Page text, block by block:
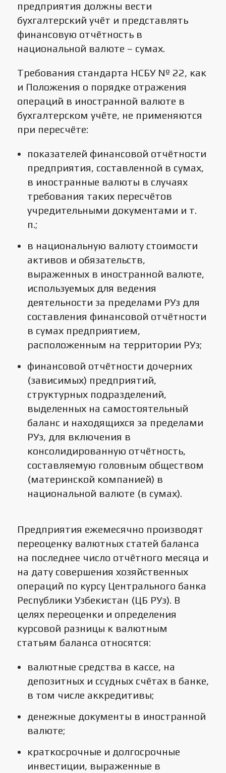
предприятия должны вести
бухгалтерский учёт и представлять
финансовую отчётность в
национальной валюте – сумах.
Требования стандарта НСБУ № 22, как
и Положения о порядке отражения
операций в иностранной валюте в
бухгалтерском учёте, не применяются
при пересчёте:
показателей финансовой отчётности
предприятия, составленной в сумах,
в иностранные валюты в случаях
требования таких пересчётов
учредительными документами и т.
п.;
в национальную валюту стоимости
активов и обязательств,
выраженных в иностранной валюте,
используемых для ведения
деятельности за пределами РУз для
составления финансовой отчётности
в сумах предприятием,
расположенным на территории РУз;
финансовой отчётности дочерних
(зависимых) предприятий,
структурных подразделений,
выделенных на самостоятельный
баланс и находящихся за пределами
РУз, для включения в
консолидированную отчётность,
составляемую головным обществом
(материнской компанией) в
национальной валюте (в сумах).
Предприятия ежемесячно производят
переоценку валютных статей баланса
на последнее число отчётного месяца и
на дату совершения хозяйственных
операций по курсу Центрального банка
Республики Узбекистан (ЦБ РУз). В
целях переоценки и определения
курсовой разницы к валютным
статьям баланса относятся:
валютные средства в кассе, на
депозитных и ссудных счётах в банке,
в том числе аккредитивы;
денежные документы в иностранной
валюте;
краткосрочные и долгосрочные
инвестиции, выраженные в